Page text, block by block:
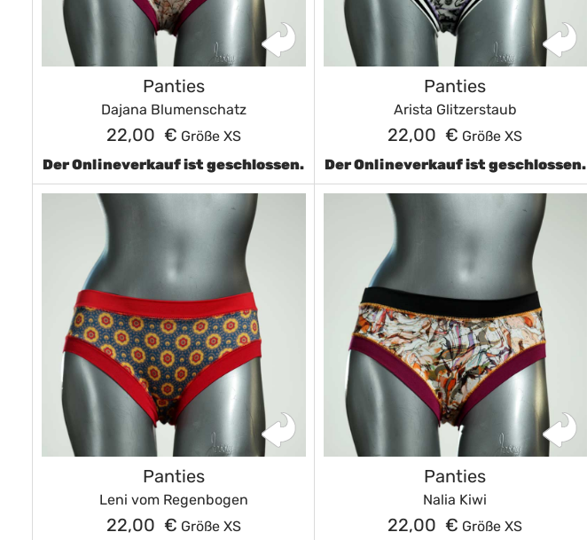
Panties
Dajana Blumenschatz
22,00 € Größe XS
Der Onlineverkauf ist geschlossen.
Panties
Arista Glitzerstaub
22,00 € Größe XS
Der Onlineverkauf ist geschlossen.
Panties
Leni vom Regenbogen
22,00 € Größe XS
Panties
Nalia Kiwi
22,00 € Größe XS